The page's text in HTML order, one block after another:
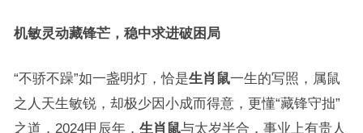
机敏灵动藏锋芒，稳中求进破困局
“不骄不躁”如一盏明灯，恰是生肖鼠一生的写照，属鼠
之人天生敏锐，却极少因小成而得意，更懂“藏锋守拙”
之道，2024甲辰年， 生肖鼠与太岁半合，事业上有贵人